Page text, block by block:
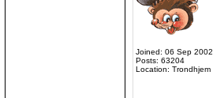
Joined: 06 Sep 2002
Posts: 63204
Location: Trondhjem